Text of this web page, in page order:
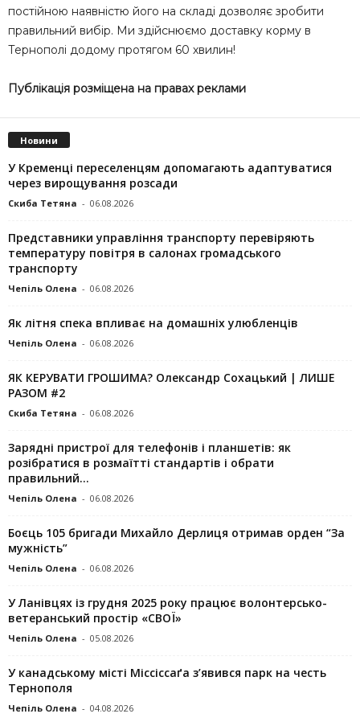
постійною наявністю його на складі дозволяє зробити
правильний вибір. Ми здійснюємо доставку корму в
Тернополі додому протягом 60 хвилин!
Публікація розміщена на правах реклами
Новини
У Кременці переселенцям допомагають адаптуватися
через вирощування розсади
Скиба Тетяна - 06.08.2026
Представники управління транспорту перевіряють
температуру повітря в салонах громадського
транспорту
Чепіль Олена - 06.08.2026
Як літня спека впливає на домашніх улюбленців
Чепіль Олена - 06.08.2026
ЯК КЕРУВАТИ ГРОШИМА? Олександр Сохацький | ЛИШЕ
РАЗОМ #2
Скиба Тетяна - 06.08.2026
Зарядні пристрої для телефонів і планшетів: як
розібратися в розмаїтті стандартів і обрати
правильний...
Чепіль Олена - 06.08.2026
Боєць 105 бригади Михайло Дерлиця отримав орден “За
мужність”
Чепіль Олена - 06.08.2026
У Ланівцях із грудня 2025 року працює волонтерсько-
ветеранський простір «СВОЇ»
Чепіль Олена - 05.08.2026
У канадському місті Міссіссаґа з’явився парк на честь
Тернополя
Чепіль Олена - 04.08.2026